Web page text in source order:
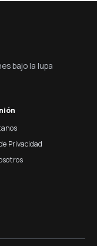
bajo la lupa
Privacidad